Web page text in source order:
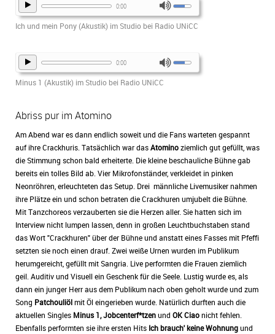
0:00
Ich und mein Pony (Akustik) im Studio bei Radio UNiCC
0:00
Minus 1 (Akustik) im Studio bei Radio UNiCC
Abriss pur im Atomino
Am Abend war es dann endlich soweit und die Fans warteten gespannt
auf ihre Crackhuris. Tatsächlich war dasAtominoziemlich gut gefüllt, was
die Stimmung schon bald erheiterte. Die kleine beschauliche Bühne gab
bereits ein tolles Bild ab. Vier Mikrofonständer, verkleidet in pinken
Neonröhren, erleuchteten das Setup. Drei männliche Livemusiker nahmen
ihre Plätze ein und schon betraten die Crackhuren umjubelt die Bühne.
Mit Tanzchoreos verzauberten sie die Herzen aller. Sie hatten sich im
Interview nicht lumpen lassen, denn in großen Leuchtbuchstaben stand
das Wort "Crackhuren" über der Bühne und anstatt eines Fasses mit Pfeffi
setzten sie noch einen drauf. Zwei weiße Urnen wurden im Publikum
herumgereicht, gefüllt mit Sangria. Live performten die Frauen ziemlich
geil. Auditiv und Visuell ein Geschenk für die Seele. Lustig wurde es, als
dann ein junger Herr aus dem Publikum nach oben geholt wurde und zum
Song Patchouliölmit Öl eingerieben wurde. Natürlich durften auch die
aktuellen Singles Minus 1, Jobcenterf*tzenund OK Ciaonicht fehlen.
Ebenfalls performten sie ihre ersten Hits Ich brauch' keine Wohnungund